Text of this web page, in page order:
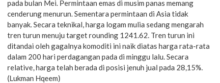
pada bulan Mei. Permintaan emas di musim panas memang
cenderung menurun. Sementara permintaan di Asia tidak
banyak. Secara teknikal, harga logam mulia sedang mengarah
tren turun menuju target rounding 1241.62. Tren turun ini
ditandai oleh gagalnya komoditi ini naik diatas harga rata-rata
dalam 200 hari perdagangan pada di minggu lalu. Secara
relative, harga telah berada di posisi jenuh jual pada 28,15%.
(Lukman Hqeem)